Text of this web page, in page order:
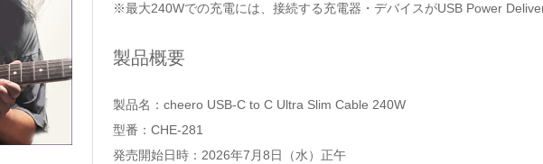
※最大240Wでの充電には、接続する充電器・デバイスがUSB Power
製品概要
製品名：cheero USB-C to C Ultra Slim Cable 240W
型番：CHE-281
発売開始日時：2026年7月8日（水）正午